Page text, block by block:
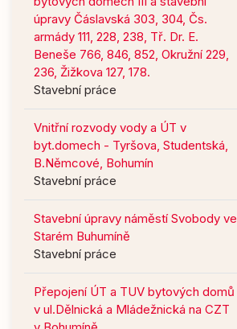
úpravy Čáslavská 303, 304, Čs.
armády 111, 228, 238, Tř. Dr. E.
Beneše 766, 846, 852, Okružní 229,
236, Žižkova 127, 178.
Stavební práce
Vnitřní rozvody vody a ÚT v
byt.domech - Tyršova, Studentská,
B.Němcové, Bohumín
Stavební práce
Stavební úpravy náměstí Svobody ve
Starém Buhumíně
Stavební práce
Přepojení ÚT a TUV bytových domů
v ul.Dělnická a Mládežnická na CZT